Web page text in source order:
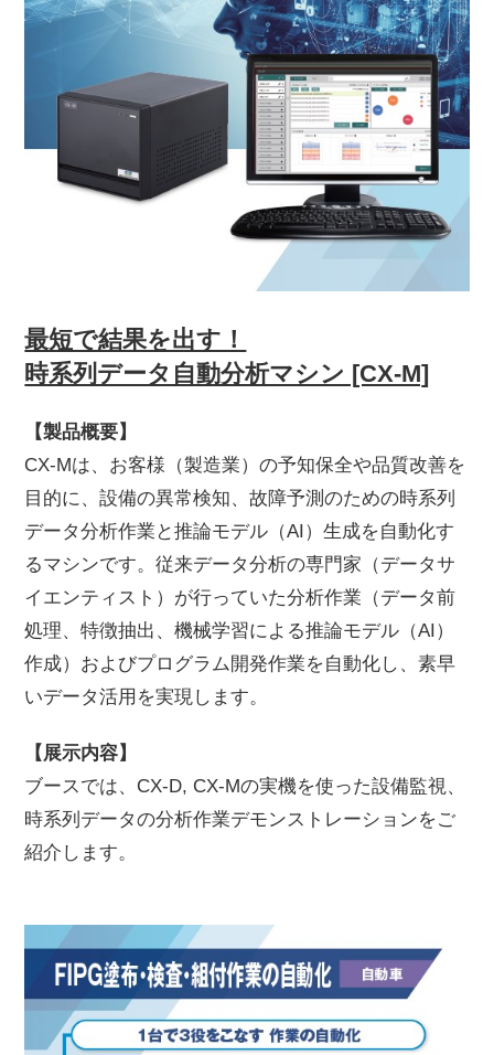
最短で結果を出す！
時系列データ自動分析マシン [CX-M]
【製品概要】
CX-Mは、お客様（製造業）の予知保全や品質改善を
目的に、設備の異常検知、故障予測のための時系列
データ分析作業と推論モデル（AI）生成を自動化す
るマシンです。従来データ分析の専門家（データサ
イエンティスト）が行っていた分析作業（データ前
処理、特徴抽出、機械学習による推論モデル（AI）
作成）およびプログラム開発作業を自動化し、素早
いデータ活用を実現します。
【展示内容】
ブースでは、CX-D, CX-Mの実機を使った設備監視、
時系列データの分析作業デモンストレーションをご
紹介します。